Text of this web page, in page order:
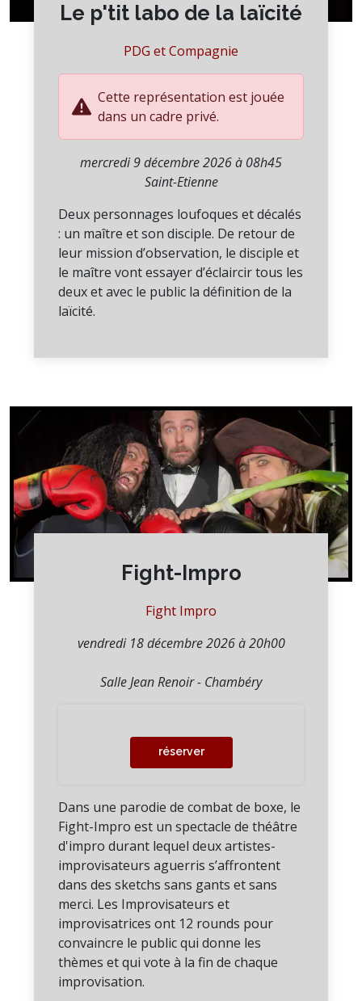
Le p'tit labo de la laïcité
PDG et Compagnie
Cette représentation est jouée
dans un cadre privé.
mercredi 9 décembre 2026 à 08h45
Saint-Etienne
Deux personnages loufoques et décalés
: un maître et son disciple. De retour de
leur mission d’observation, le disciple et
le maître vont essayer d’éclaircir tous les
deux et avec le public la définition de la
laïcité.
Fight-Impro
Fight Impro
vendredi 18 décembre 2026 à 20h00
Salle Jean Renoir - Chambéry
réserver
Dans une parodie de combat de boxe, le
Fight-Impro est un spectacle de théâtre
d'impro durant lequel deux artistes-
improvisateurs aguerris s’affrontent
dans des sketchs sans gants et sans
merci. Les Improvisateurs et
improvisatrices ont 12 rounds pour
convaincre le public qui donne les
thèmes et qui vote à la fin de chaque
improvisation.